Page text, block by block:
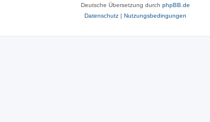
Deutsche Übersetzung durch phpBB.de
Datenschutz| Nutzungsbedingungen